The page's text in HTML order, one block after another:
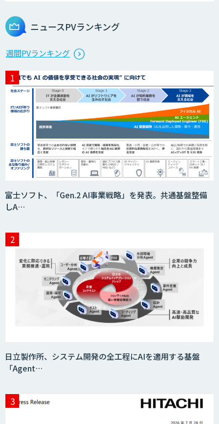
ニュースPVランキング
週間PVランキング
富士ソフト、「Gen.2 AI事業戦略」を発表。共通基盤整備
しA…
日立製作所、システム開発の全工程にAIを適用する基盤
「Agent…